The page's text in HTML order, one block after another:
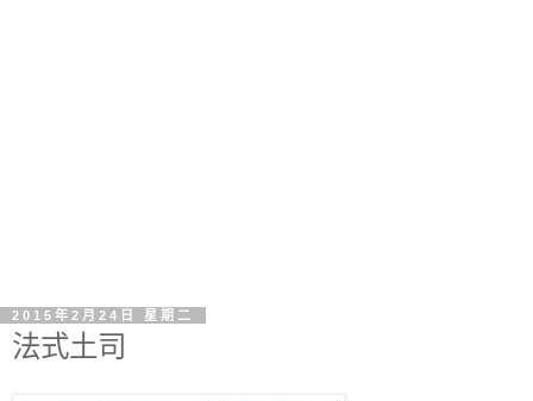
2015年2月24日 星期二
法式土司